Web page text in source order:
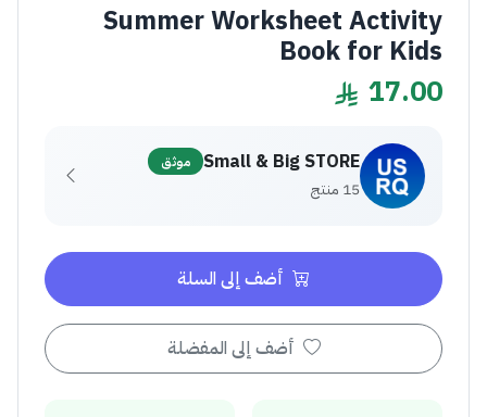
Summer Worksheet Activity
Book for Kids
17.00
Small & Big STORE موثق
15 منتج
أضف إلى السلة
أضف إلى المفضلة